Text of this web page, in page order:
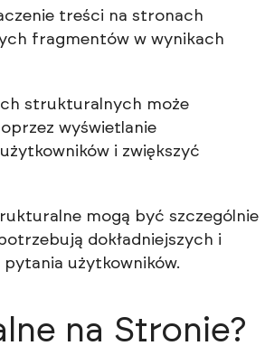
treści na stronach
fragmentów w wynikach
strukturalnych może
wyświetlanie
i zwiększyć
mogą być szczególnie
dokładniejszych i
użytkowników.
na Stronie?